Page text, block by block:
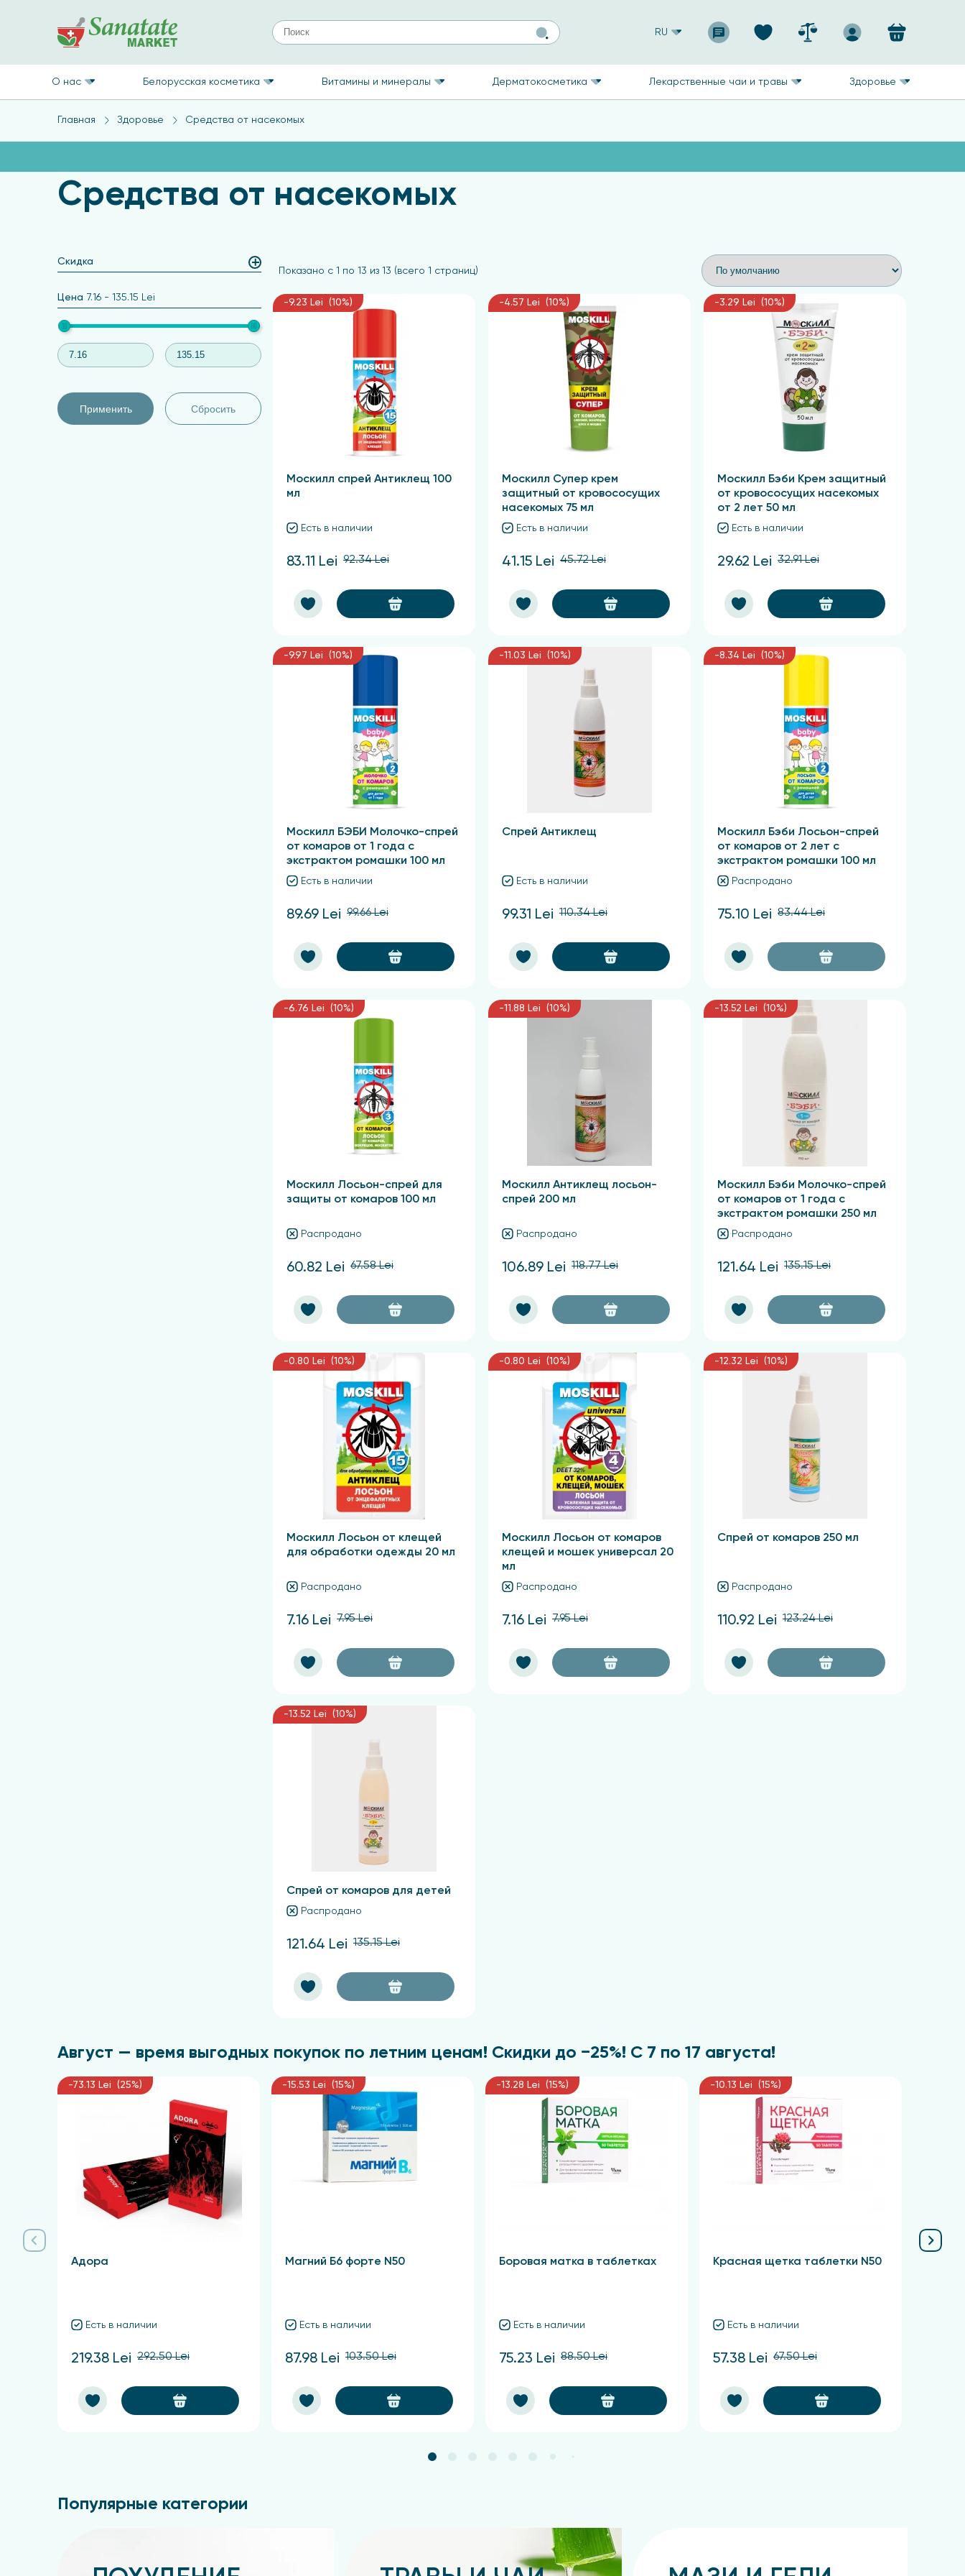
RU
О нас Белорусская косметика Витамины и минералы Дерматокосметика Лекарственные чаи и травы Здоровье
Главная Здоровье Средства от насекомых
Средства от насекомых
Скидка
7.16 - 135.15 Lei
Цена
Применить Сбросить
Показано с 1 по 13 из 13 (всего 1 страниц)
-9.23 Lei (10%)
Москилл спрей Антиклещ 100
мл
Есть в наличии
83.11 Lei 92.34 Lei
-4.57 Lei (10%)
Москилл Супер крем
защитный от кровососущих
насекомых 75 мл
Есть в наличии
41.15 Lei 45.72 Lei
-3.29 Lei (10%)
Москилл Бэби Крем защитный
от кровососущих насекомых
от 2 лет 50 мл
Есть в наличии
29.62 Lei 32.91 Lei
-9.97 Lei (10%)
Москилл БЭБИ Молочко-спрей
от комаров от 1 года с
экстрактом ромашки 100 мл
Есть в наличии
89.69 Lei 99.66 Lei
-11.03 Lei (10%)
Спрей Антиклещ
Есть в наличии
99.31 Lei 110.34 Lei
-8.34 Lei (10%)
Москилл Бэби Лосьон-спрей
от комаров от 2 лет с
экстрактом ромашки 100 мл
Распродано
75.10 Lei 83.44 Lei
-6.76 Lei (10%)
Москилл Лосьон-спрей для
защиты от комаров 100 мл
Распродано
60.82 Lei 67.58 Lei
-11.88 Lei (10%)
Москилл Антиклещ лосьон-
спрей 200 мл
Распродано
106.89 Lei 118.77 Lei
-13.52 Lei (10%)
Москилл Бэби Молочко-спрей
от комаров от 1 года с
экстрактом ромашки 250 мл
Распродано
121.64 Lei 135.15 Lei
-0.80 Lei (10%)
Москилл Лосьон от клещей
для обработки одежды 20 мл
Распродано
7.16 Lei 7.95 Lei
-0.80 Lei (10%)
Москилл Лосьон от комаров
клещей и мошек универсал 20
мл
Распродано
7.16 Lei 7.95 Lei
-12.32 Lei (10%)
Спрей от комаров 250 мл
Распродано
110.92 Lei 123.24 Lei
-13.52 Lei (10%)
Спрей от комаров для детей
Распродано
121.64 Lei 135.15 Lei
Август — время выгодных покупок по летним ценам! Скидки до −25%! С 7 по 17 августа!
-73.13 Lei (25%)
Адора
Есть в наличии
219.38 Lei 292.50 Lei
-15.53 Lei (15%)
Магний Б6 форте N50
Есть в наличии
87.98 Lei 103.50 Lei
-13.28 Lei (15%)
Боровая матка в таблетках
Есть в наличии
75.23 Lei 88.50 Lei
-10.13 Lei (15%)
Красная щетка таблетки N50
Есть в наличии
57.38 Lei 67.50 Lei
Популярные категории